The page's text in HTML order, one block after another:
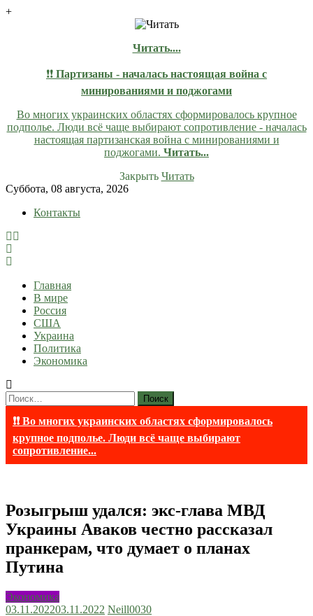
+
Читать....
❗❗ Партизаны - началась настоящая война с
минированиями и поджогами
Во многих украинских областях сформировалось крупное
подполье. Люди всё чаще выбирают сопротивление - началась
настоящая партизанская война с минированиями и
поджогами. Читать...
Закрыть Читать
Skip
content
Суббота, 08 августа, 2026
Контакты
lentaruss
lentaruss — Новости
Главная
В мире
Россия
США
Украина
Политика
Экономика
Найти:
❗❗ Во многих украинских областях сформировалось
крупное подполье. Люди всё чаще выбирают
сопротивление...
Розыгрыш удался: экс-глава МВД
Украины Аваков честно рассказал
пранкерам, что думает о планах
Путина
Экономика
03.11.202203.11.2022 Neill0030